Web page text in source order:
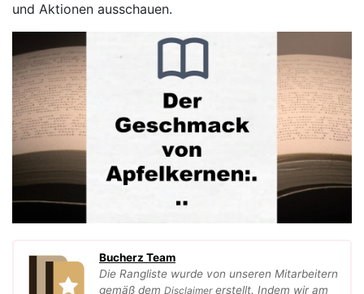
und Aktionen ausschauen.
Bucherz Team
Die Rangliste wurde von unseren Mitarbeitern
gemäß dem Disclaimererstellt. Indem wir am